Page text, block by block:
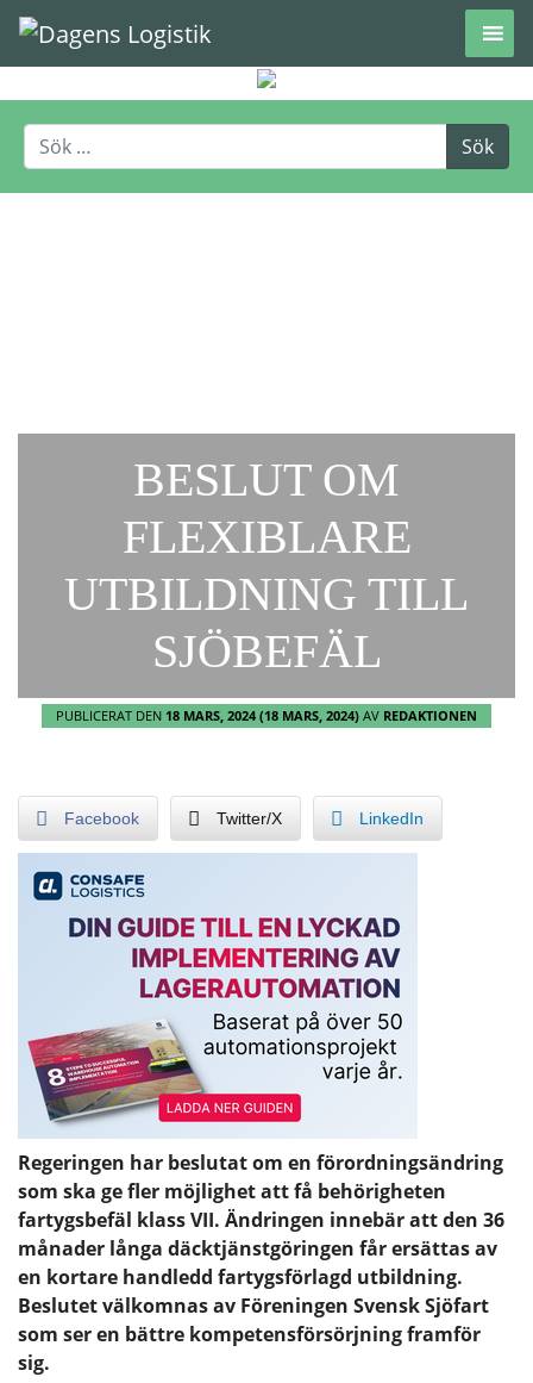
Hoppa till innehåll
BESLUT OM
FLEXIBLARE
UTBILDNING TILL
SJÖBEFÄL
PUBLICERAT DEN 18 MARS, 2024 (18 MARS, 2024) AV REDAKTIONEN
Facebook Twitter/X LinkedIn
Regeringen har beslutat om en förordningsändring
som ska ge fler möjlighet att få behörigheten
fartygsbefäl klass VII. Ändringen innebär att den 36
månader långa däcktjänstgöringen får ersättas av
en kortare handledd fartygsförlagd utbildning.
Beslutet välkomnas av Föreningen Svensk Sjöfart
som ser en bättre kompetensförsörjning framför
sig.